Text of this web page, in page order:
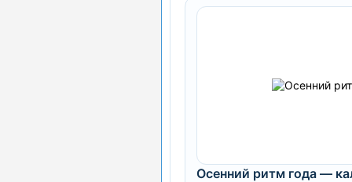
Осенний ритм года —